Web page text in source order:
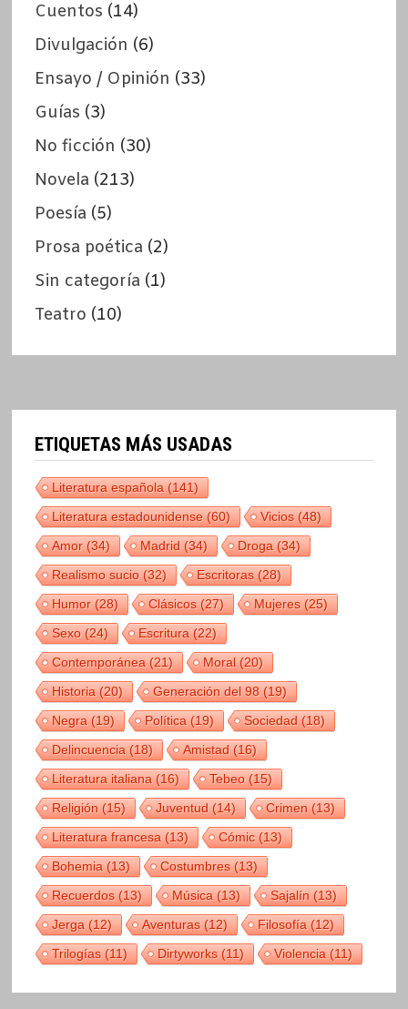
Cuentos (14)
Divulgación (6)
Ensayo / Opinión (33)
Guías (3)
No ficción (30)
Novela (213)
Poesía (5)
Prosa poética (2)
Sin categoría (1)
Teatro (10)
ETIQUETAS MÁS USADAS
Literatura española(141)
Literatura estadounidense(60) Vicios(48)
Amor(34) Madrid(34) Droga(34)
Realismo sucio(32) Escritoras(28)
Humor(28) Clásicos(27) Mujeres(25)
Sexo(24) Escritura(22)
Contemporánea(21) Moral(20)
Historia(20) Generación del 98(19)
Negra(19) Política(19) Sociedad(18)
Delincuencia(18) Amistad(16)
Literatura italiana(16) Tebeo(15)
Religión(15) Juventud(14) Crimen(13)
Literatura francesa(13) Cómic(13)
Bohemia(13) Costumbres(13)
Recuerdos(13) Música(13) Sajalín(13)
Jerga(12) Aventuras(12) Filosofía(12)
Trilogías(11) Dirtyworks(11) Violencia(11)